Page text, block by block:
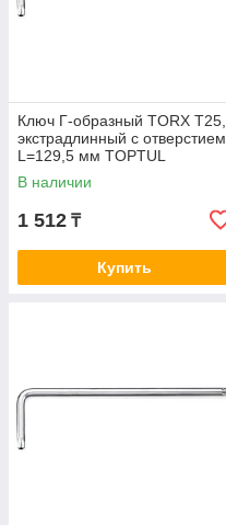
Ключ Г-образный TORX T25,
экстрадлинный с отверстием
L=129,5 мм TOPTUL
AIBE2513
В наличии
1 512 ₸
Купить